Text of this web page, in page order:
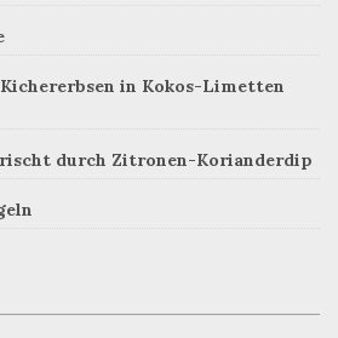
in Kokos-Limetten
durch Zitronen-Korianderdip